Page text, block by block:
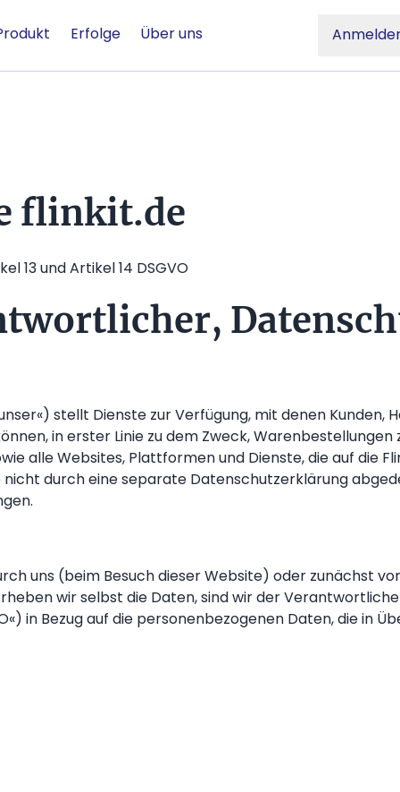
Erfolge Über uns
flinkit.de
13 und Artikel 14 DSGVO
stellt Dienste zur Verfügung, mit denen
in erster Linie zu dem Zweck, Warenbestellungen
alle Websites, Plattformen und Dienste, die auf die
durch eine separate Datenschutzerklärung
uns (beim Besuch dieser Website) oder zunächst
wir selbst die Daten, sind wir der Verantwortliche
in Bezug auf die personenbezogenen Daten, die in